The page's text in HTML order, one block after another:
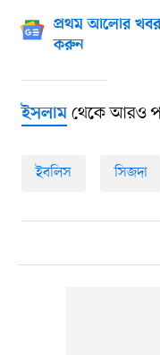
প্রথম আলোর
করুন
ইসলামথেকে আরও
ইবলিস সিজদা